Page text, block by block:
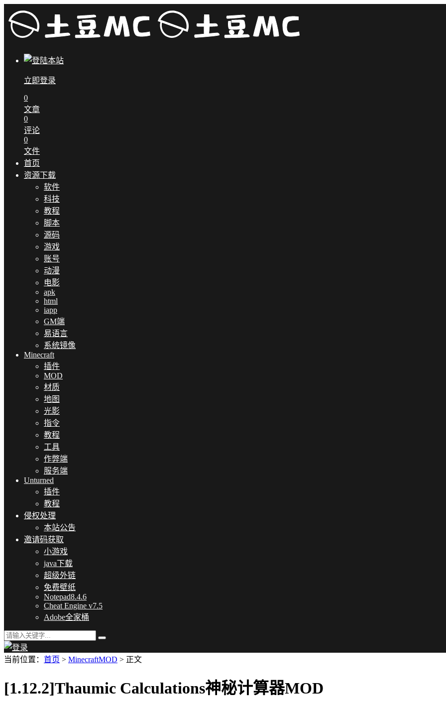
立即登录
0
文章
0
评论
0
文件
首页
资源下载
软件
科技
教程
脚本
源码
游戏
账号
动漫
电影
apk
html
iapp
GM端
易语言
系统镜像
Minecraft
插件
MOD
材质
地图
光影
指令
教程
工具
作弊端
服务端
Unturned
插件
教程
侵权处理
本站公告
邀请码获取
小游戏
java下载
超级外链
免费壁纸
Notepad8.4.6
Cheat Engine v7.5
Adobe全家桶
当前位置： 首页 > MinecraftMOD > 正文
[1.12.2]Thaumic Calculations神秘计算器MOD